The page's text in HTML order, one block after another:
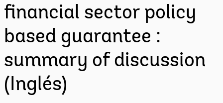
financial sector policy
based guarantee :
summary of discussion
(Inglés)